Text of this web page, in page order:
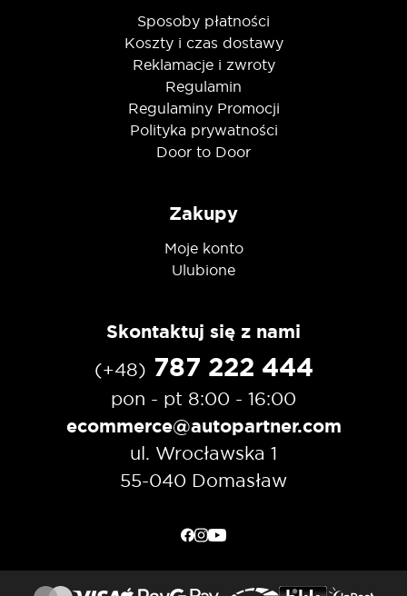
Sposoby płatności
Koszty i czas dostawy
Reklamacje i zwroty
Regulamin
Regulaminy Promocji
Polityka prywatności
Door to Door
Zakupy
Moje konto
Ulubione
Skontaktuj się z nami
(+48) 787 222 444
pon - pt 8:00 - 16:00
ecommerce@autopartner.com
ul. Wrocławska 1
55-040 Domasław